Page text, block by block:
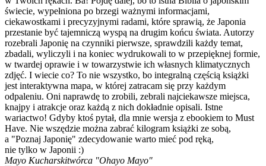
świecie, wypełniona po brzegi ważnymi informacjami,
ciekawostkami i precyzyjnymi radami, które sprawią, że Japonia
przestanie być tajemniczą wyspą na drugim końcu świata. Autorzy
rozebrali Japonię na czynniki pierwsze, sprawdzili każdy temat,
zbadali, wyliczyli i na koniec wydrukowali to w przepięknej formie,
w twardej oprawie i w towarzystwie ich własnych klimatycznych
zdjęć. I wiecie co? To nie wszystko, bo integralną częścią książki
jest interaktywna mapa, w której zatracam się przy każdym
odpaleniu. Oni naprawdę to zrobili, zebrali najciekawsze miejsca,
knajpy i atrakcje oraz każdą z nich dokładnie opisali. Istne
wariactwo! Gdyby ktoś pytał, dla mnie wersja z ebookiem to Must
Have. Nie wszędzie można zabrać kilogram książki ze sobą,
a "Poznaj Japonię" zdecydowanie warto mieć pod ręką,
nie tylko w Japonii :)
Mayo Kucharskitwórca "Ohayo Mayo"